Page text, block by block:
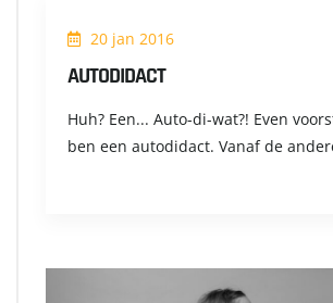
20 jan 2016
AUTODIDACT
Huh? Een... Auto-di-wat?! Even
ben een autodidact. Vanaf de